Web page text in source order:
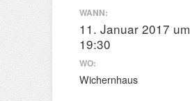
WANN:
11. Januar 2017 um
19:30
WO:
Wichernhaus